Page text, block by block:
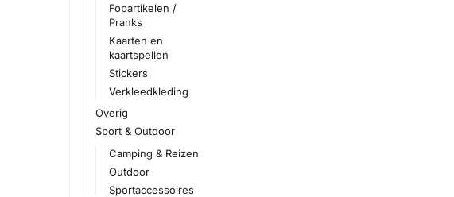
Fopartikelen /
Pranks
Kaarten en
kaartspellen
Stickers
Verkleedkleding
Overig
Sport & Outdoor
Camping & Reizen
Outdoor
Sportaccessoires